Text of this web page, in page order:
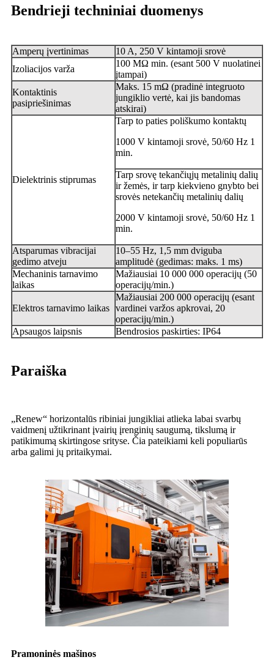
Bendrieji techniniai duomenys
Amperų įvertinimas
10 A, 250 V kintamoji srovė
Izoliacijos varža
100 MΩ min. (esant 500 V nuolatinei
įtampai)
Kontaktinis
pasipriešinimas
Maks. 15 mΩ (pradinė integruoto
jungiklio vertė, kai jis bandomas
atskirai)
Dielektrinis stiprumas
Tarp to paties poliškumo kontaktų
1000 V kintamoji srovė, 50/60 Hz 1
min.
Tarp srovę tekančiųjų metalinių dalių
ir žemės, ir tarp kiekvieno gnybto bei
srovės netekančių metalinių dalių
2000 V kintamoji srovė, 50/60 Hz 1
min.
Atsparumas vibracijai
gedimo atveju
10–55 Hz, 1,5 mm dviguba
amplitudė (gedimas: maks. 1 ms)
Mechaninis tarnavimo
laikas
Mažiausiai 10 000 000 operacijų (50
operacijų/min.)
Elektros tarnavimo laikas
Mažiausiai 200 000 operacijų (esant
vardinei varžos apkrovai, 20
operacijų/min.)
Apsaugos laipsnis
Bendrosios paskirties: IP64
Paraiška
„Renew“ horizontalūs ribiniai jungikliai atlieka labai svarbų
vaidmenį užtikrinant įvairių įrenginių saugumą, tikslumą ir
patikimumą skirtingose ​​srityse. Čia pateikiami keli populiarūs
arba galimi jų pritaikymai.
Pramoninės mašinos